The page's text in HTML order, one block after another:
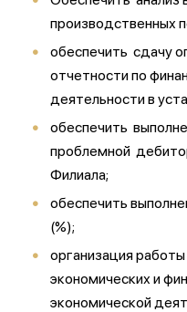
производственных
обеспечить сдачу
отчетности по
деятельности в
обеспечить
проблемной
Филиала;
обеспечить
(%);
организация
экономических и
экономической